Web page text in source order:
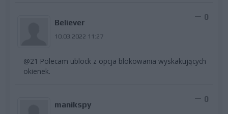
Believer
10.03.2022 11:27
0
@21 Polecam ublock z opcja blokowania wyskakujących
okienek.
manikspy
0